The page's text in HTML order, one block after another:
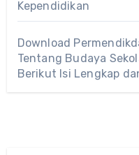
Kependidikan
Download
Tentang Budaya
Berikut Isi Lengkap